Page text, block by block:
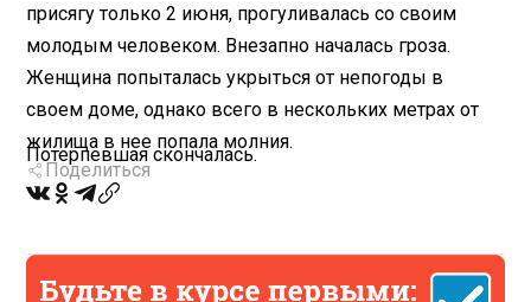
присягу только 2 июня, прогуливалась со своим
молодым человеком. Внезапно началась гроза.
Женщина попыталась укрыться от непогоды в
своем доме, однако всего в нескольких метрах от
жилища в нее попала молния.
Потерпевшая скончалась.
Поделиться